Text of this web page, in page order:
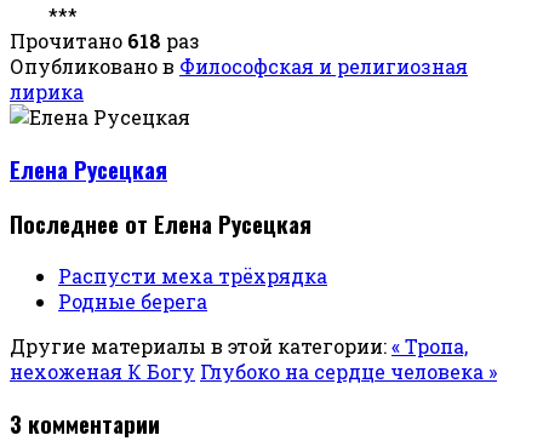
***
Прочитано 618 раз
Опубликовано в Философская и религиозная
лирика
Елена Русецкая
Последнее от Елена Русецкая
Распусти меха трёхрядка
Родные берега
Другие материалы в этой категории:« Тропа,
нехоженая К Богу Глубоко на сердце человека »
3 комментарии